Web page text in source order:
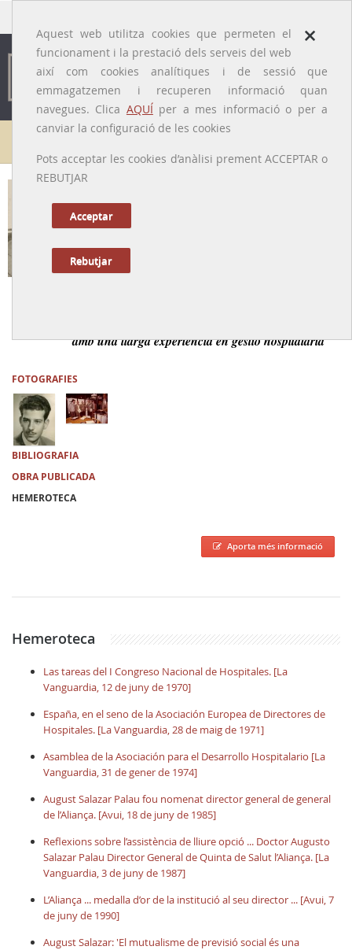
×
Aquest web utilitza cookies que permeten el
funcionament i la prestació dels serveis del web
així com cookies analítiques i de sessió que
emmagatzemen i recuperen informació quan
navegues. Clica AQUÍper a mes informació o per a
canviar la configuració de les cookies
Pots acceptar les cookies d’anàlisi prement ACCEPTAR o
REBUTJAR
Acceptar
Rebutjar
Galeria de metges
amb una llarga experiència en gestió hospitalària
FOTOGRAFIES
BIBLIOGRAFIA
OBRA PUBLICADA
HEMEROTECA
Aporta més informació
Hemeroteca
Las tareas del I Congreso Nacional de Hospitales. [La
Vanguardia, 12 de juny de 1970]
España, en el seno de la Asociación Europea de Directores de
Hospitales. [La Vanguardia, 28 de maig de 1971]
Asamblea de la Asociación para el Desarrollo Hospitalario [La
Vanguardia, 31 de gener de 1974]
August Salazar Palau fou nomenat director general de general
de l’Aliança. [Avui, 18 de juny de 1985]
Reflexions sobre l’assistència de lliure opció ... Doctor Augusto
Salazar Palau Director General de Quinta de Salut l’Aliança. [La
Vanguardia, 3 de juny de 1987]
L’Aliança ... medalla d’or de la institució al seu director ... [Avui, 7
de juny de 1990]
August Salazar: 'El mutualisme de previsió social és una